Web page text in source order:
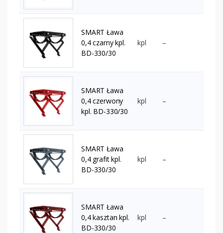
SMART Ława
0,4 czarny kpl.
BD-330/30
kpl –
SMART Ława
0,4 czerwony
kpl. BD-330/30
kpl –
SMART Ława
0,4 grafit kpl.
BD-330/30
kpl –
SMART Ława
0,4 kasztan kpl.
BD-330/30
kpl –